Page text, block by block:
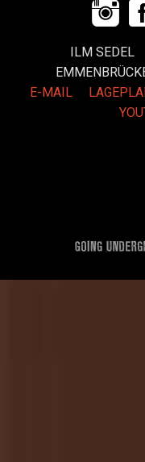
ILM
E-MAIL